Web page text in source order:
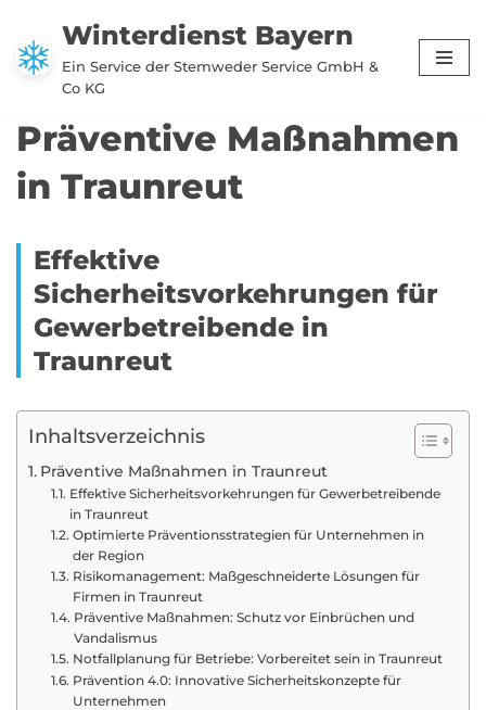
Zum
Inhalt
Winterdienst Bayern
Ein Service der Stemweder Service GmbH &
Co KG
Präventive Maßnahmen
in Traunreut
Effektive
Sicherheitsvorkehrungen für
Gewerbetreibende in
Traunreut
Inhaltsverzeichnis
Präventive Maßnahmen in Traunreut
Effektive Sicherheitsvorkehrungen für Gewerbetreibende
in Traunreut
Optimierte Präventionsstrategien für Unternehmen in
der Region
Risikomanagement: Maßgeschneiderte Lösungen für
Firmen in Traunreut
Präventive Maßnahmen: Schutz vor Einbrüchen und
Vandalismus
Notfallplanung für Betriebe: Vorbereitet sein in Traunreut
Prävention 4.0: Innovative Sicherheitskonzepte für
Unternehmen